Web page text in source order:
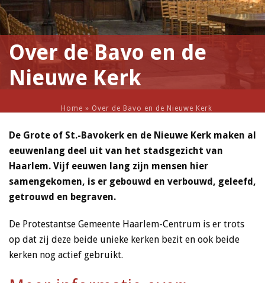
Over de Bavo en de
Nieuwe Kerk
Home » Over de Bavo en de Nieuwe Kerk
De Grote of St.-Bavokerk en de Nieuwe Kerk maken al
eeuwenlang deel uit van het stadsgezicht van
Haarlem. Vijf eeuwen lang zijn mensen hier
samengekomen, is er gebouwd en verbouwd, geleefd,
getrouwd en begraven.
De Protestantse Gemeente Haarlem-Centrum is er trots
op dat zij deze beide unieke kerken bezit en ook beide
kerken nog actief gebruikt.